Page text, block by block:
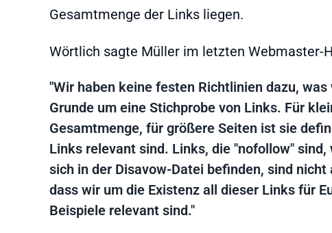
Gesamtmenge der Links liegen.
Wörtlich sagte Müller im letzten Webmaster-
"Wir haben keine festen Richtlinien dazu,
Grunde um eine Stichprobe von Links. Für
Gesamtmenge, für größere Seiten ist sie
Links relevant sind. Links, die "nofollow"
sich in der Disavow-Datei befinden, sind
dass wir um die Existenz all dieser Links für
Beispiele relevant sind."